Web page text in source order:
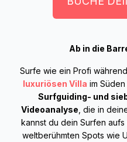
Ab in die
Surfe wie ein Profi
luxuriösen Villa im
Surfguiding- und
Videoanalyse , die in
kannst du dein Surfen
weltberühmten Spots wie